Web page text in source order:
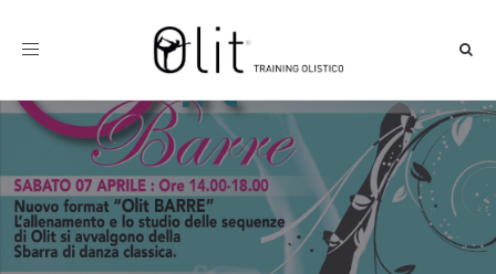
Toggle